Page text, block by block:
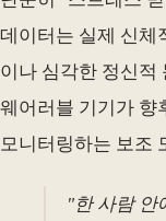
데이터는 실제 신체
이나 심각한 정신적
웨어러블 기기가 향
모니터링하는 보조
"한 사람 안